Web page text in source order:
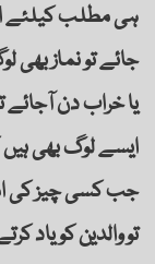
ہی مطلب کیلئے
جائے تو نماز
یا خراب دن آجائے
ایسے لوگ بھی ہیں
جب کسی چیز کی
تو والدین کو یاد